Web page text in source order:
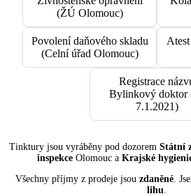
(ŽÚ Olomouc)
Povolení daňového skladu
(Celní úřad Olomouc)
Registrace
Bylinkový doktor
7.1.2021)
Tinktury jsou vyráběny pod dozorem Státní
inspekce Olomouc a Krajské
Všechny příjmy z prodeje jsou zdaněné.
lihu